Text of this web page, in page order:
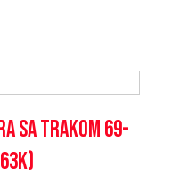
sa trakom 69-